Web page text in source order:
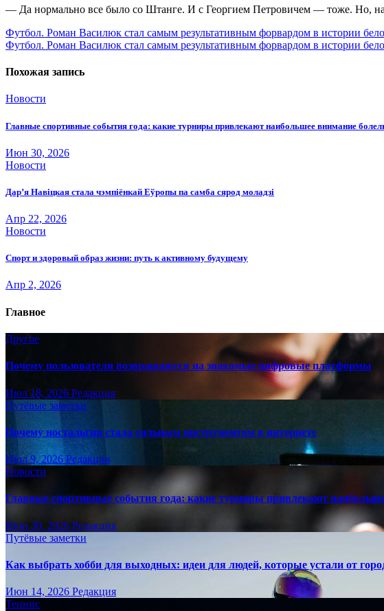
— Да нормально все было со Штанге. И с Георгием Петровичем — тоже. Но,
Навигация
по
записям
Футбол. Роман Василюк стал самым результативным форвардом в истории
Футбол. Роман Василюк стал самым результативным форвардом в истории
Похожая запись
Новости
Главные спортивные события года: какие турниры привлекают наибольшее внимание
Июн 30, 2026
Новости
Дар’я Навіцкая стала чэмпіёнкай Еўропы па самба сярод моладзі
Апр 22, 2026
Новости
Спорт и здоровый образ жизни: путь к активному будущему
Апр 2, 2026
Главное
Другое
Почему пользователи возвращаются на знакомые цифровые платформы
Июл 18, 2026 Редакция
Путёвые заметки
Почему ностальгия стала сильным инструментом в интернете
Июл 9, 2026 Редакция
Новости
Главные спортивные события года: какие турниры привлекают
Июн 30, 2026 Редакция
Путёвые заметки
Как выбрать хобби для выходных: идеи для людей, которые устали от
Июн 14, 2026 Редакция
Теннис